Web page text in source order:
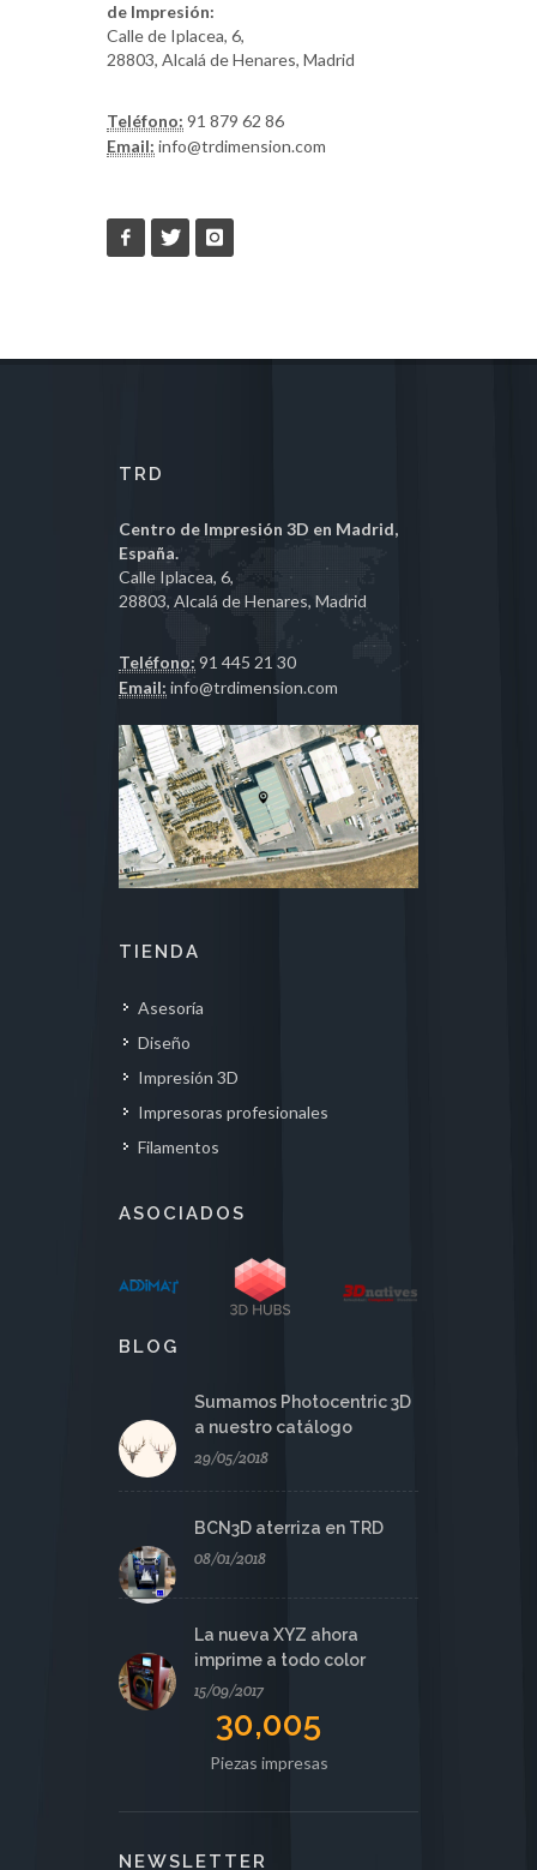
de Impresión:
Calle de Iplacea, 6,
28803, Alcalá de Henares, Madrid
Teléfono: 91 879 62 86
Email: info@trdimension.com
TRD
Centro de Impresión 3D en Madrid,
España.
Calle Iplacea, 6,
28803, Alcalá de Henares, Madrid
Teléfono: 91 445 21 30
Email: info@trdimension.com
TIENDA
Asesoría
Diseño
Impresión 3D
Impresoras profesionales
Filamentos
ASOCIADOS
BLOG
Sumamos Photocentric 3D
a nuestro catálogo
29/05/2018
BCN3D aterriza en TRD
08/01/2018
La nueva XYZ ahora
imprime a todo color
15/09/2017
30,005
Piezas impresas
NEWSLETTER